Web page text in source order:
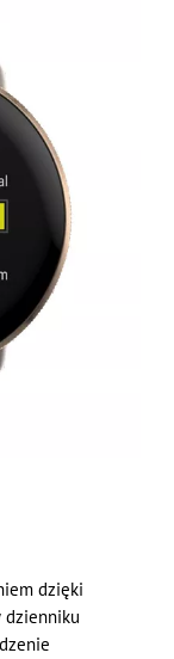
dzięki
dzienniku